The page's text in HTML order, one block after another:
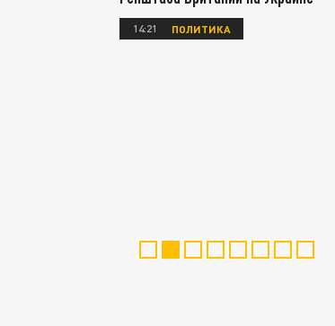
14:21 ПОЛИТИКА